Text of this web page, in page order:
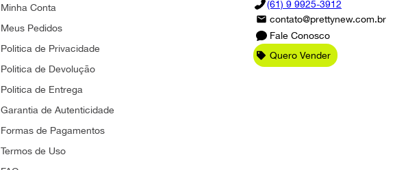
Minha Conta
Meus Pedidos
Politica de Privacidade
Politica de Devolução
Politica de Entrega
Garantia de Autenticidade
Formas de Pagamentos
Termos de Uso
(61) 9 9925-3912
contato@prettynew.com.br
Fale Conosco
Quero Vender